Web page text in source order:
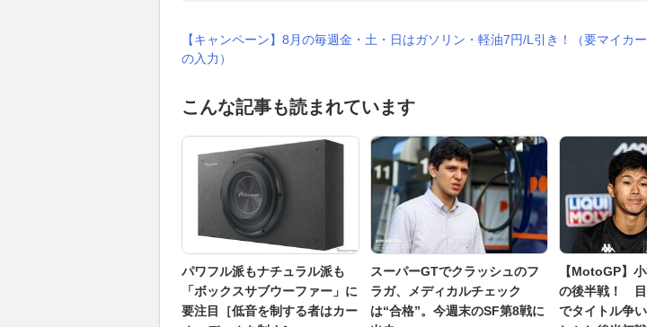
【キャンペーン】8月の毎週金・土・日はガソリン・軽油7円/L引き！（要マイカ
の入力）
こんな記事も読まれています
パワフル派もナチュラル派も
「ボックスサブウーファー」に
要注目［低音を制する者はカー
スーパーGTでクラッシュのフ
ラガ、メディカルチェック
は“合格”。今週末のSF第8戦に
【MotoGP】
の後半戦！ 目
でタイトル争